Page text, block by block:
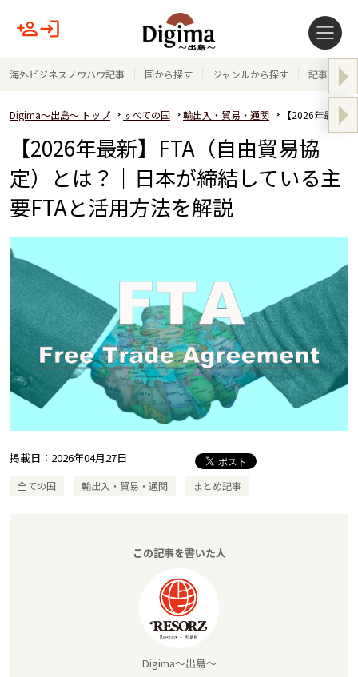
海外ビジネスノウハウ記事 国から探す ジャンルから探す 記事テー
Digima～出島～ トップ すべての国 輸出入・貿易・通関 【2026年最新
【2026年最新】FTA（自由貿易協
定）とは？｜日本が締結している主
要FTAと活用方法を解説
掲載日： 2026年04月27日
全ての国 輸出入・貿易・通関 まとめ記事
この記事を書いた人
Digima～出島～